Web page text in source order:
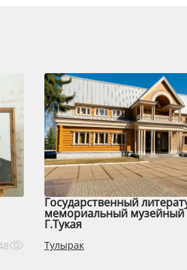
Государственный
мемориальный музейный
Г.Тукая
Тулырак